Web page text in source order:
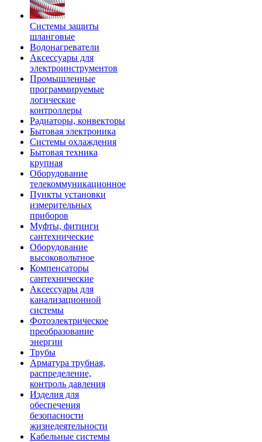
Системы защиты
шланговые
Водонагреватели
Аксессуары для
электроинструментов
Промышленные
программируемые
логические
контроллеры
Радиаторы, конвекторы
Бытовая электроника
Системы охлаждения
Бытовая техника
крупная
Оборудование
телекоммуникационное
Пункты установки
измерительных
приборов
Муфты, фитинги
сантехнические
Оборудование
высоковольтное
Компенсаторы
сантехнические
Аксессуары для
канализационной
системы
Фотоэлектрическое
преобразование
энергии
Трубы
Арматура трубная,
распределение,
контроль давления
Изделия для
обеспечения
безопасности
жизнедеятельности
Кабельные системы